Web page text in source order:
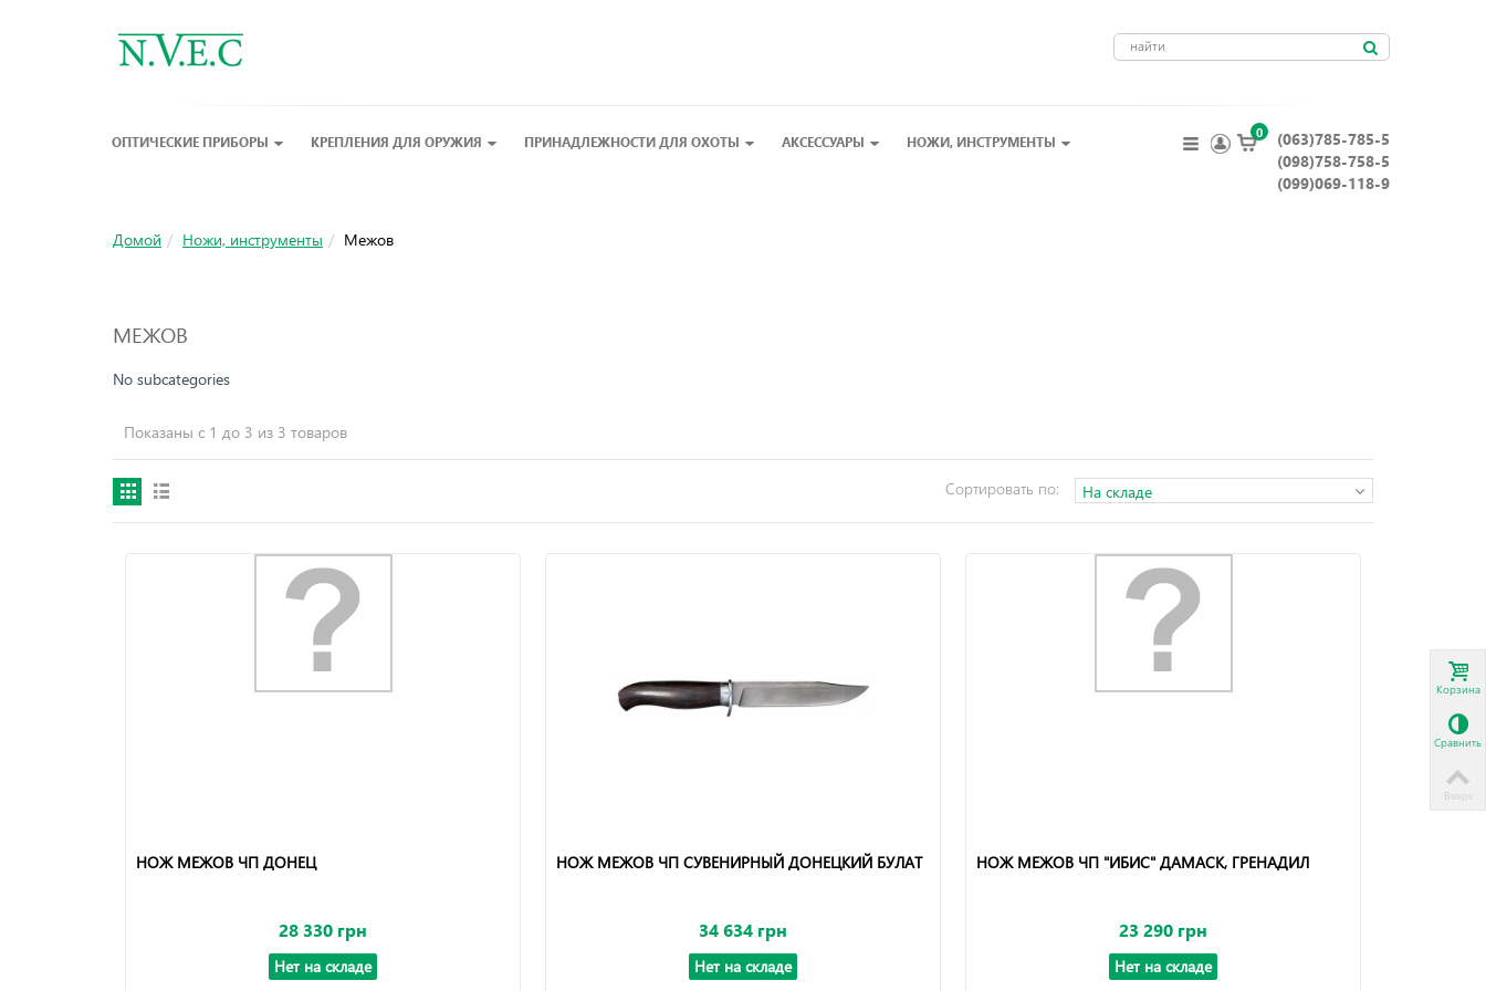
ОПТИЧЕСКИЕ ПРИБОРЫ КРЕПЛЕНИЯ ДЛЯ ОРУЖИЯ ПРИНАДЛЕЖНОСТИ ДЛЯ ОХОТЫ АКСЕССУАРЫ НОЖИ, ИНСТРУМЕНТЫ
0
(063)785-785-5
(098)758-758-5
(099)069-118-9
Домой Ножи, инструменты Межов
МЕЖОВ
No subcategories
Показаны с 1 до 3 из 3 товаров
Сортировать по: На складе
НОЖ МЕЖОВ ЧП ДОНЕЦ
28 330 грн
Нет на складе
НОЖ МЕЖОВ ЧП СУВЕНИРНЫЙ ДОНЕЦКИЙ БУЛАТ
34 634 грн
Нет на складе
НОЖ МЕЖОВ ЧП "ИБИС" ДАМАСК, ГРЕНАДИЛ
23 290 грн
Нет на складе
Корзина
Сравнить
Вверх